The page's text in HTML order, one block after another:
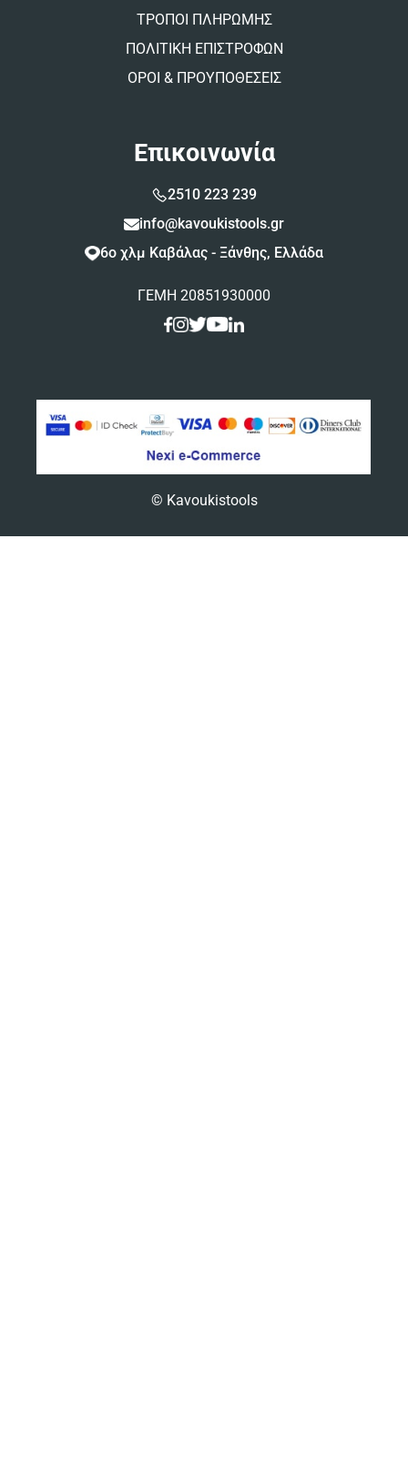
ΤΡΟΠΟΙ ΠΛΗΡΩΜΗΣ
ΠΟΛΙΤΙΚΗ ΕΠΙΣΤΡΟΦΩΝ
ΟΡΟΙ & ΠΡΟΥΠΟΘΕΣΕΙΣ
Επικοινωνία
2510 223 239
info@kavoukistools.gr
6ο χλμ Καβάλας - Ξάνθης, Ελλάδα
ΓΕΜΗ 20851930000
© Kavoukistools